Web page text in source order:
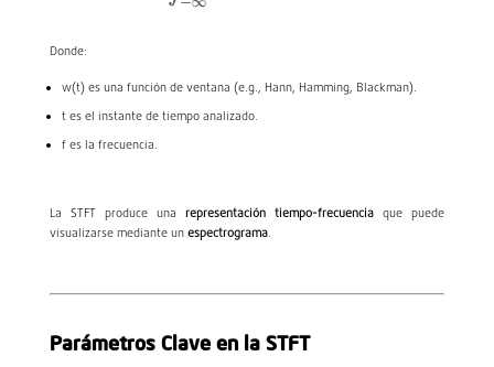
Donde:
w(t)es una función de ventana (e.g., Hann, Hamming, Blackman).
tes el instante de tiempo analizado.
fes la frecuencia.
La STFT produce unarepresentación tiempo-frecuencia que puede
visualizarse mediante unespectrograma.
Parámetros Clave en la STFT